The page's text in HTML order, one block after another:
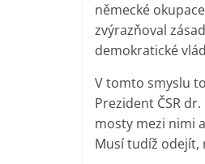
německé
zvýrazňoval
demokratické
V tomto smyslu
Prezident ČSR
mosty mezi nimi
Musí tudíž odejít,